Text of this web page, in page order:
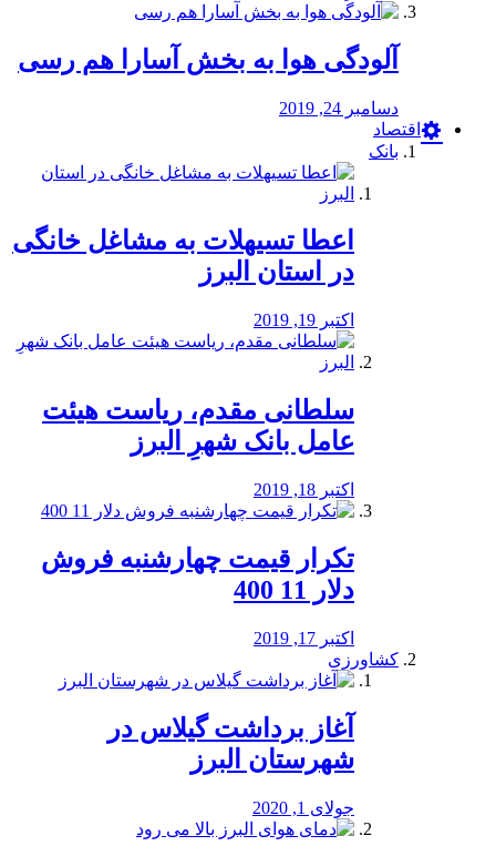
آلودگی هوا به بخش آسارا هم رسی
دسامبر 24, 2019
اقتصاد
بانک
️اعطا تسیهلات به مشاغل خانگی
در استان البرز
اکتبر 19, 2019
سلطانی مقدم، ریاست هیئت
عامل بانک شهرِ البرز
اکتبر 18, 2019
تکرار قیمت چهارشنبه فروش
دلار 11 400
اکتبر 17, 2019
کشاورزی
آغاز برداشت گیلاس در
شهرستان البرز
جولای 1, 2020